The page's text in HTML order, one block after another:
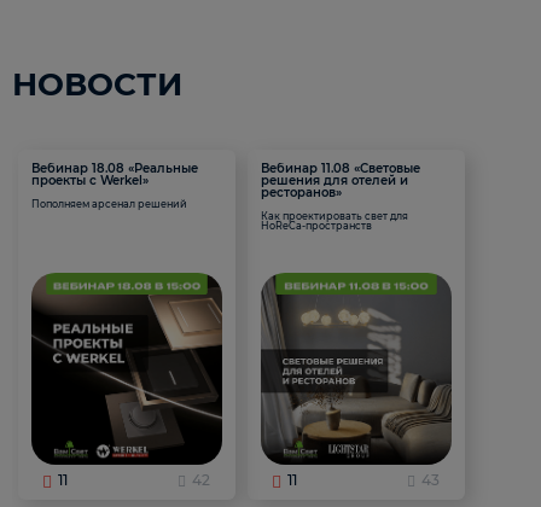
НОВОСТИ
Вебинар 18.08 «Реальные
проекты с Werkel»
Пополняем арсенал решений
11 42
Вебинар 11.08 «Световые
решения для отелей и
ресторанов»
Как проектировать свет для
HoReCa-пространств
11 43